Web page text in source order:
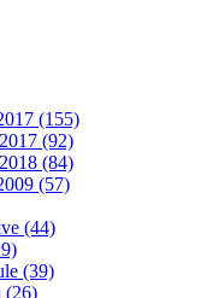
(155)
(92)
(84)
(57)
(44)
(39)
(26)